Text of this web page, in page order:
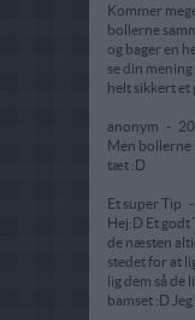
Kommer
bollerne
og bager en
se din
helt sikkert et
anonym -
Men bollerne
tæt :D
Et super Tip -
Hej:D Et godt
de næsten
stedet for at
lig dem så de
bamset :D